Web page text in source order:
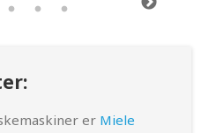
er Miele